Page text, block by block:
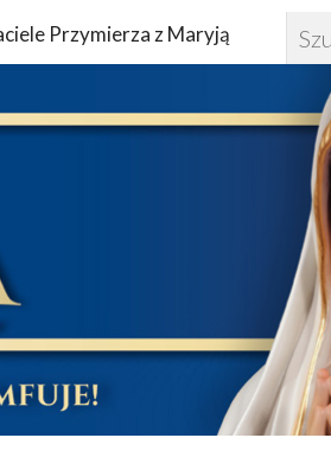
Przymierza z Maryją